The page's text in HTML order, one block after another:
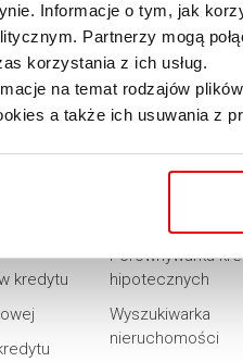
Informacje o tym, jak
Partnerzy mogą
korzystania z ich usług.
na temat rodzajów
a także ich usuwania z
kredytu
PRZYDATNE
Dostepność
Rabaty i promocje
Reklamacje
Porównywarka
hipotecznych
Wyszukiwarka
nieruchomości